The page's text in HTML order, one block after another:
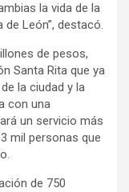
la vida de la
de León”, destacó.
de pesos,
Santa Rita que ya
la ciudad y la
con una
un servicio más
mil personas que
de 750